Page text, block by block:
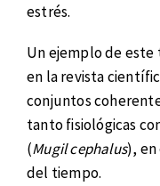
estrés.
Un ejemplo de
en la revista
conjuntos
tanto fisiológicas
(Mugil cephalus),
del tiempo.